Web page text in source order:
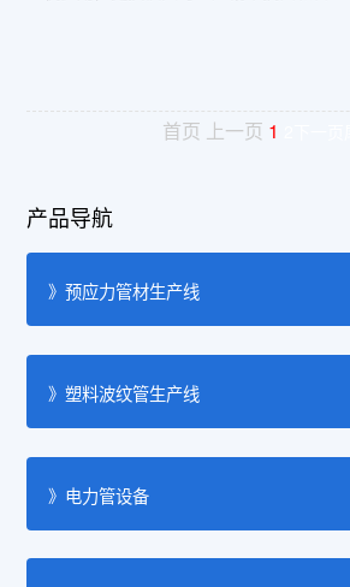
首页 上一页 1
产品导航
》预应力管材生产线
》塑料波纹管生产线
》电力管设备